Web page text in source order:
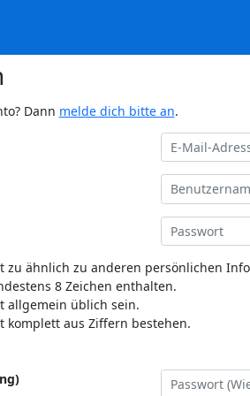
Dann melde dich bitte an.
zu ähnlich zu anderen persönlichen
8 Zeichen enthalten.
allgemein üblich sein.
komplett aus Ziffern bestehen.